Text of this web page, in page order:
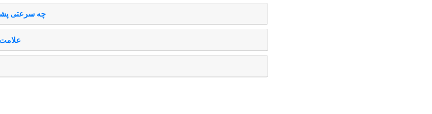
چه سرعتی